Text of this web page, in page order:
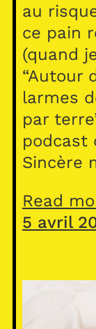
au
ce pain
(quand
“Autour
larmes
par
podcast
Sincère
Read
5 avril